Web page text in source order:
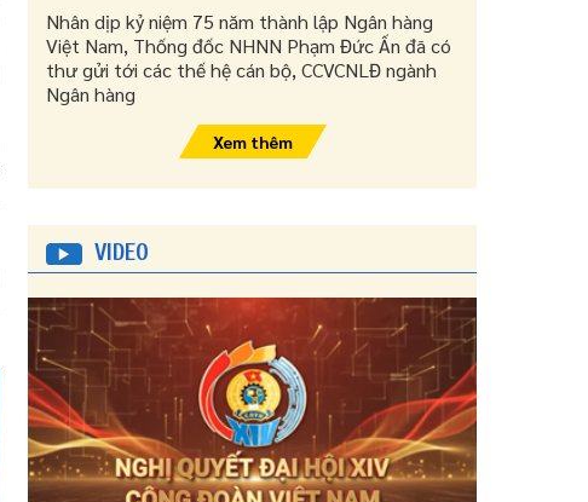
Nhân dịp kỷ niệm 75 năm thành lập Ngân hàng
Việt Nam, Thống đốc NHNN Phạm Đức Ấn đã có
thư gửi tới các thế hệ cán bộ, CCVCNLĐ ngành
Ngân hàng
Xem thêm
VIDEO